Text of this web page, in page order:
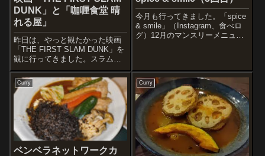
DUNK」と「咖喱食堂 晴
れる屋」
昨日は、やっと観たかった映画
「THE FIRST SLAM DUNK」を
観に行ってきました。スラムダ
ンク世代なだけに最高でし
た！！しかも、公開されてから
大分経っているので映画館も空
いていて観やすくてよかったで
す。映画の上映時間が11時30
分...
今月も行ってきました。「spice
& smile」（Instagram、食べロ
グ）12月のマンスリーメニュー
トッピングは、Cの野菜増し（5
種）スープは、...
Curry
ベンベラネットワークカ
Curry